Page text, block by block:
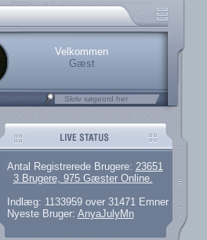
brugere
artikler og 135 guides
her.
Velkommen
Gæst
Antal Registrerede Brugere: 23651
3 Brugere, 975 Gæster Online.
Indlæg: 1133959 over 31471 Emner
Nyeste Bruger: AnyaJulyMn